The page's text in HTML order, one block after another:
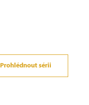
Prohlédnout sérii